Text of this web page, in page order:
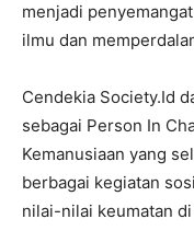
menjadi
ilmu dan
Cendekia Society.Id
sebagai Person In
Kemanusiaan yang
berbagai kegiatan
nilai-nilai keumatan